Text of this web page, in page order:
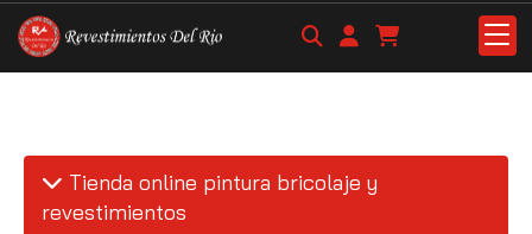
Tienda online pintura bricolaje y
revestimientos